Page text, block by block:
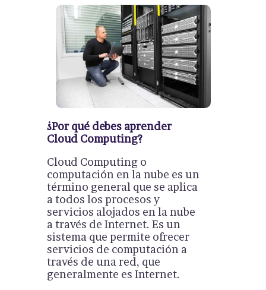
¿Por qué debes aprender
Cloud Computing?
Cloud Computing o
computación en la nube es un
término general que se aplica
a todos los procesos y
servicios alojados en la nube
a través de Internet. Es un
sistema que permite ofrecer
servicios de computación a
través de una red, que
generalmente es Internet.